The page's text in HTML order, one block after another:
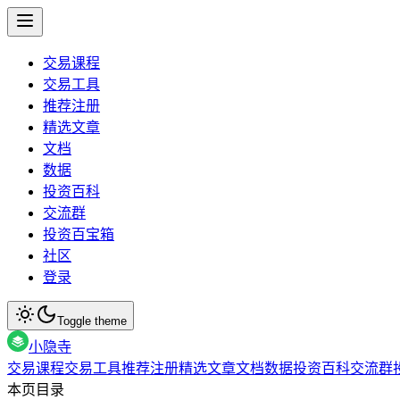
交易课程
交易工具
推荐注册
精选文章
文档
数据
投资百科
交流群
投资百宝箱
社区
登录
Toggle theme
小隐寺
交易课程交易工具推荐注册精选文章文档数据投资百科交流群
本页目录